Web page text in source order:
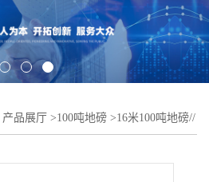
产品展厅 >100吨地磅 >16米100吨地磅//